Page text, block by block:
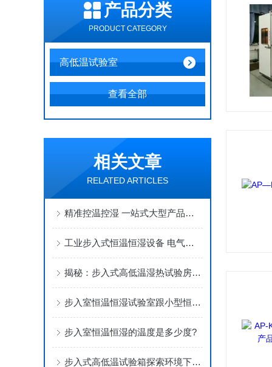
产品分类
PRODUCT CATEGORY
高低温试验室
查看全部
相关文章
RELATED ARTICLES
精准控温控湿 一站式大型产品环境验证观察室
工业步入式恒温恒湿设备 电气配置及试验规范
揭秘：步入式高低温湿热试验房奥秘
步入室恒温恒湿试验室跟小型恒温恒湿有什么区别？
步入室恒温恒湿的温度是多少度?
步入式高低温试验箱探索环境下的产品可靠性边界